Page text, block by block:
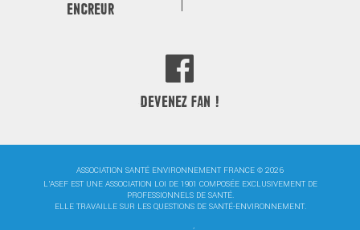
ENCREUR
DEVENEZ FAN !
ASSOCIATION SANTÉ ENVIRONNEMENT FRANCE © 2026
L'ASEF EST UNE ASSOCIATION LOI DE 1901 COMPOSÉE EXCLUSIVEMENT DE
PROFESSIONNELS DE SANTÉ.
ELLE TRAVAILLE SUR LES QUESTIONS DE SANTÉ-ENVIRONNEMENT.